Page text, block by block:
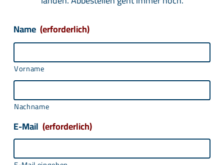
Name (erforderlich)
Vorname
Nachname
E-Mail (erforderlich)